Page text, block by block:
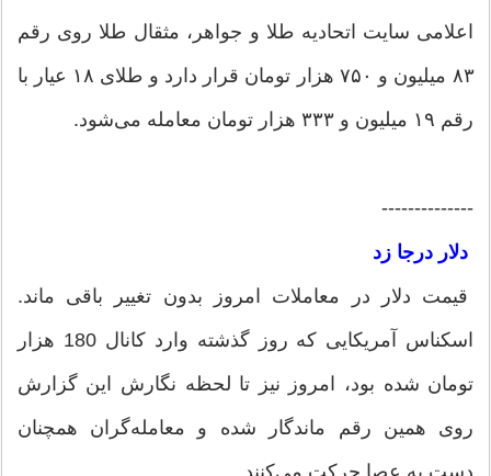
اعلامی سایت اتحادیه طلا و جواهر، مثقال طلا روی رقم
۸۳ میلیون و ۷۵۰ هزار تومان قرار دارد و طلای ۱۸ عیار با
رقم ۱۹ میلیون و ۳۳۳ هزار تومان معامله می‌شود.
--------------
دلار درجا زد
قیمت دلار در معاملات امروز بدون تغییر باقی ماند.
اسکناس آمریکایی که روز گذشته وارد کانال 180 هزار
تومان شده بود، امروز نیز تا لحظه نگارش این گزارش
روی همین رقم ماندگار شده و معامله‌گران همچنان
دست به عصا حرکت می‌کنند.